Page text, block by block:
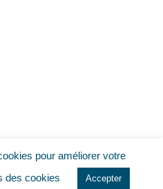
pour améliorer votre
des cookies Accepter